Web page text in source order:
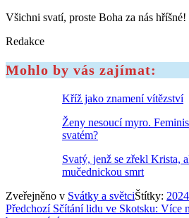
Všichni svatí, proste Boha za nás hříšné!
Redakce
Mohlo by vás zajímat:
Kříž jako znamení vítězství
Ženy nesoucí myro.
svatém?
Svatý, jenž se zřekl Krista,
mučednickou smrt
Zveřejněno v Svátky a světciŠtítky:
Navigace
Předchozí Sčítání lidu ve Skotsku: Více